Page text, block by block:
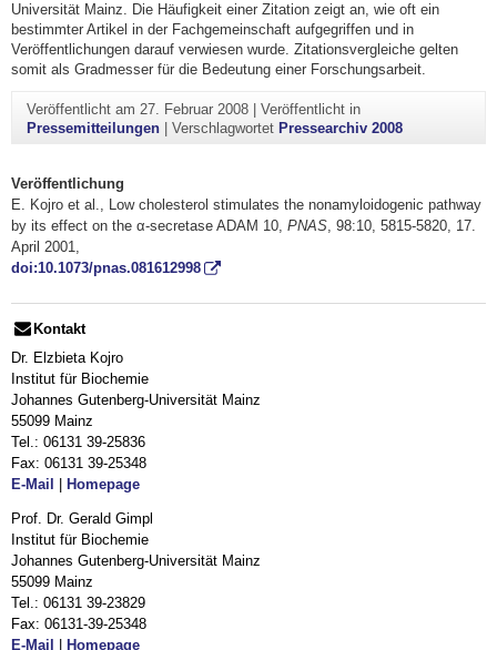
Universität Mainz. Die Häufigkeit einer Zitation zeigt an, wie oft ein
bestimmter Artikel in der Fachgemeinschaft aufgegriffen und in
Veröffentlichungen darauf verwiesen wurde. Zitationsvergleiche gelten
somit als Gradmesser für die Bedeutung einer Forschungsarbeit.
Veröffentlicht am 27. Februar 2008| Veröffentlicht in
Pressemitteilungen| Verschlagwortet Pressearchiv 2008
Veröffentlichung
E. Kojro et al., Low cholesterol stimulates the nonamyloidogenic pathway
by its effect on the α-secretase ADAM 10, PNAS , 98:10, 5815-5820, 17.
April 2001,
doi:10.1073/pnas.081612998
Kontakt
Dr. Elzbieta Kojro
Institut für Biochemie
Johannes Gutenberg-Universität Mainz
55099 Mainz
Tel.: 06131 39-25836
Fax: 06131 39-25348
E-Mail | Homepage
Prof. Dr. Gerald Gimpl
Institut für Biochemie
Johannes Gutenberg-Universität Mainz
55099 Mainz
Tel.: 06131 39-23829
Fax: 06131-39-25348
E-Mail
Homepage